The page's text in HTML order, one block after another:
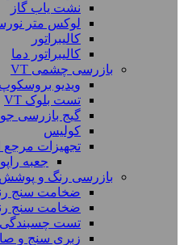
نشت یاب گاز
لوکس متر
کالیبراتور
کالیبراتور دما
بازرسی چشمی VT
ویدیو بروسکوپ
تست بلوک VT
گیج بازرسی
کولیس
تجهیزات مرجع
جعبه
بازرسی رنگ و پوشش
ضخامت سنج
ضخامت سنج
تست
زبری سنج و